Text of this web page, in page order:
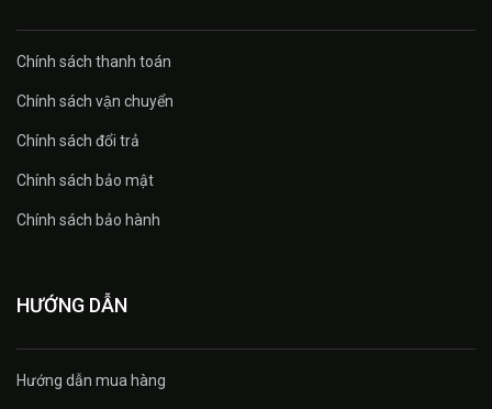
Chính sách thanh toán
Chính sách vận chuyển
Chính sách đổi trả
Chính sách bảo mật
Chính sách bảo hành
HƯỚNG DẪN
Hướng dẫn mua hàng